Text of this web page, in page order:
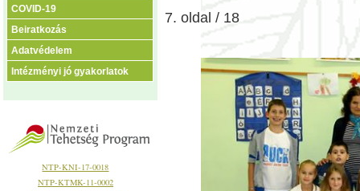
COVID-19
Beiratkozás
Adatvédelem
Intézményi jó gyakorlatok
NTP-KNI-17-0018
NTP-KTMK-11-0002
7. oldal / 18